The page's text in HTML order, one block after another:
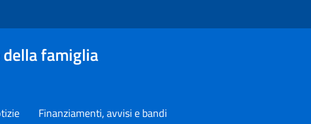
famiglia
Finanziamenti, avvisi e bandi